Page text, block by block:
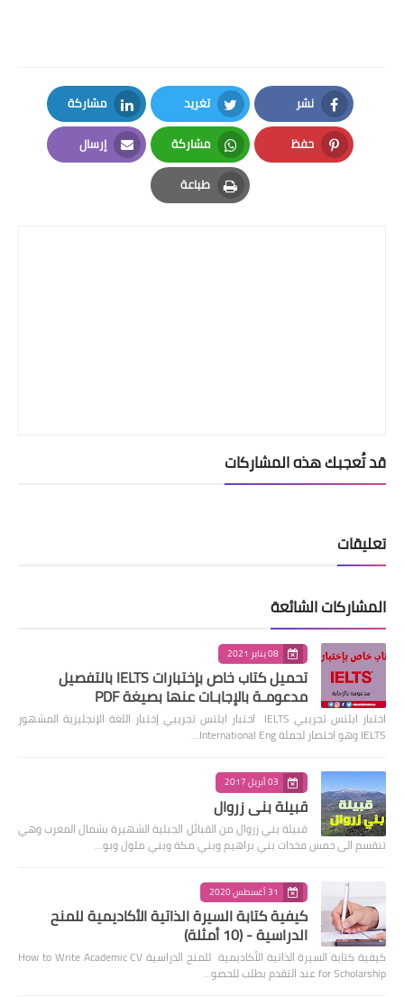
نشر
Facebook
تغريد
Twitter
مشاركة
LinkedIn
حفظ
Pinterest
مشاركة
Whatsapp
إرسال
Email
طباعة
Print
قد تُعجبك هذه المشاركات
تعليقات
المشاركات الشائعة
08 يناير 2021
تحميل كتاب خاص بإختبارات IELTS بالتفصيل
مدعومـة بالإجابـات عنها بصيغة PDF
اختبار ايلتس تجريبي IELTS اختبار ايلتس تجريبي إختبار اللغة الإنجليزية المشهور
IELTS وهو اختصار لجملة International Eng…
03 أبريل 2017
قبيلة بني زروال
قبيلة بني زروال من القبائل الجبلية الشهيرة بشمال المغرب وهي
تنقسم الى خمس فخدات بني براهيم وبني مكة وبني ملول وبو…
31 أغسطس 2020
كيفية كتابة السيرة الذاتية الأكاديمية للمنح
الدراسية - (10 أمثلة)
كيفية كتابة السيرة الذاتية الأكاديمية للمنح الدراسية How to Write Academic CV
for Scholarship عند التقدم بطلب للحصو…